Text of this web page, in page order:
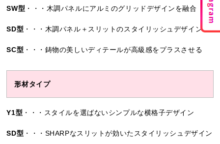
SW型 ・・・木調パネルにアルミのグリッドデザインを融合
SD型 ・・・木調パネル＋スリットのスタイリッシュデザイン
SC型 ・・・鋳物の美しいディテールが高級感をプラスさせる
形材タイプ
Y1型 ・・・スタイルを選ばないシンプルな横格子デザイン
SD型 ・・・SHARPなスリットが効いたスタイリッシュデザイン